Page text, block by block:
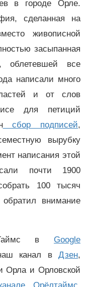
в городе Орле.
сделанная на
живописной
засыпанная
облетевшей все
написали много
и от слов
для петиций
сбор подписей,
вырубку
написания этой
почти 1900
100 тысяч
внимание
в Google
канал вДзен,
Орла и Орловской
Орёлтаймс